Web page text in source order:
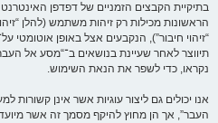
בתיקיית הקבצים הזמניים של דפדפן
הראשונות מכילות רק זיהות משתמש (להלן
תיווצר לאחר שעיינת בנושאים ב־“מסע אל
נקראו, כדי לשפר את הנאת השימוש.
העבר”, אך הן מחוץ להיקף מסמך זה אשר